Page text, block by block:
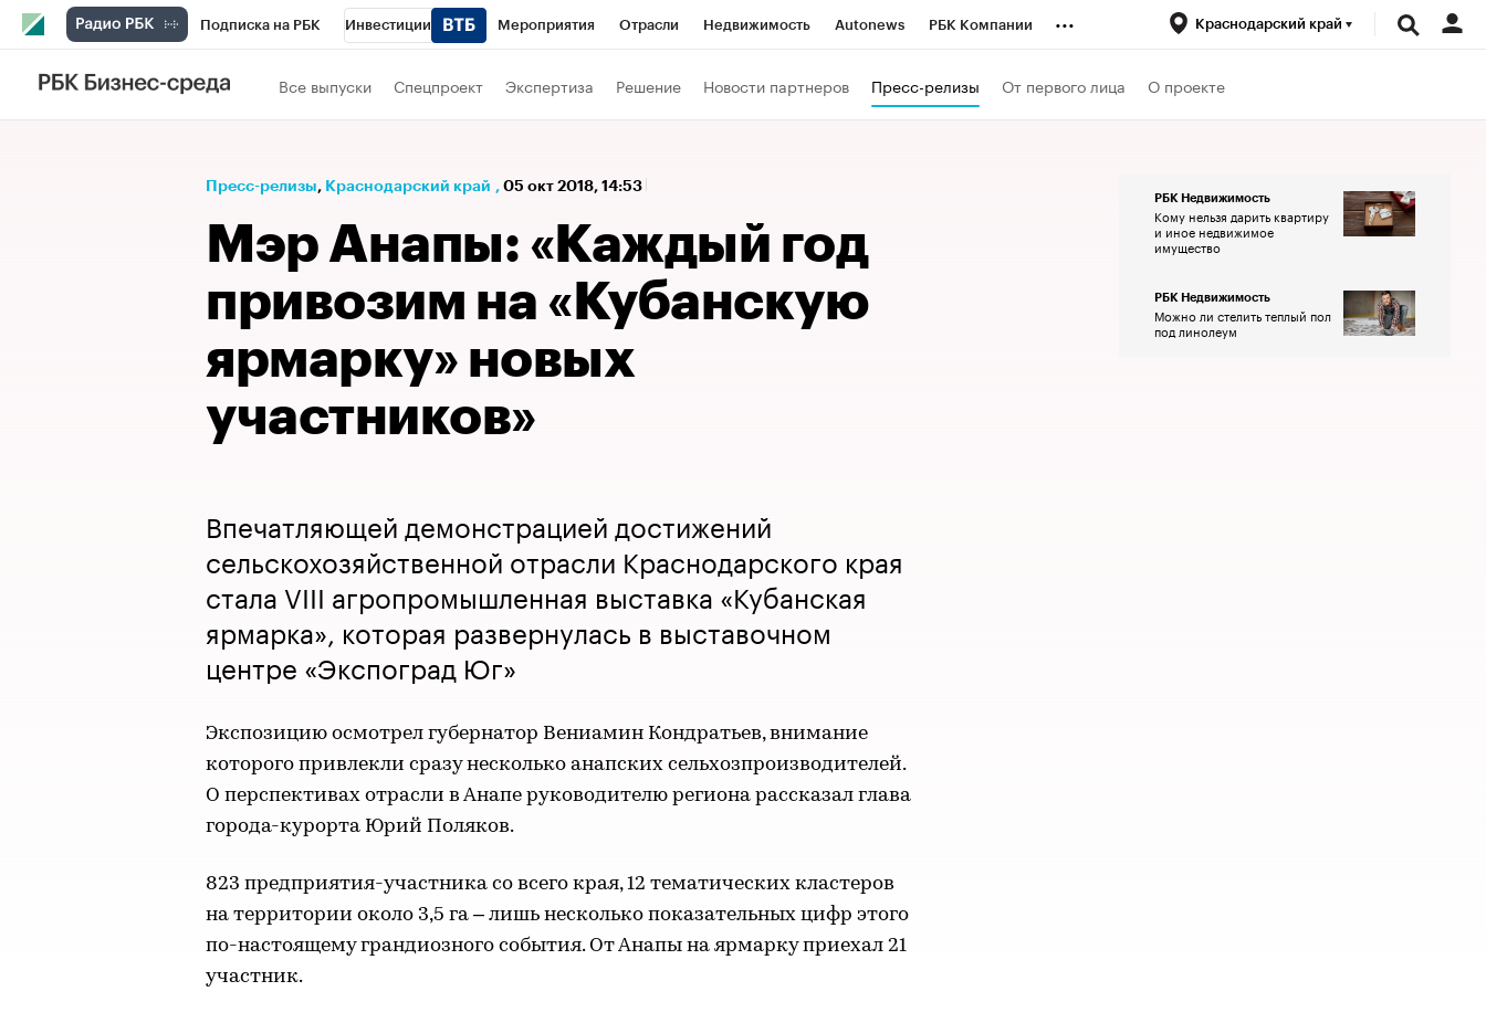
Подписка на РБК Инвестиции Мероприятия Отрасли Недвижимость Autonews РБК Компании
Телеканал
Спецпроекты Проверка контрагентов Политика Бизнес
Рынок наличной валюты
... Краснодарский край
Все выпуски Спецпроект Экспертиза Решение Новости партнеров Пресс-релизы От первого лица О проекте
Пресс-релизы⁠, Краснодарский край , 05 окт 2018, 14:53
Мэр Анапы: «Каждый год
привозим на «Кубанскую
ярмарку» новых
участников»
Впечатляющей демонстрацией достижений
сельскохозяйственной отрасли Краснодарского края
стала VIII агропромышленная выставка «Кубанская
ярмарка», которая развернулась в выставочном
центре «Экспоград Юг»
Экспозицию осмотрел губернатор Вениамин Кондратьев, внимание
которого привлекли сразу несколько анапских сельхозпроизводителей.
О перспективах отрасли в Анапе руководителю региона рассказал глава
города-курорта Юрий Поляков.
823 предприятия-участника со всего края, 12 тематических кластеров
на территории около 3,5 га – лишь несколько показательных цифр этого
по-настоящему грандиозного события. От Анапы на ярмарку приехал 21
участник.
РБК Недвижимость
Кому нельзя дарить квартиру
и иное недвижимое
имущество
РБК Недвижимость
Можно ли стелить теплый пол
под линолеум